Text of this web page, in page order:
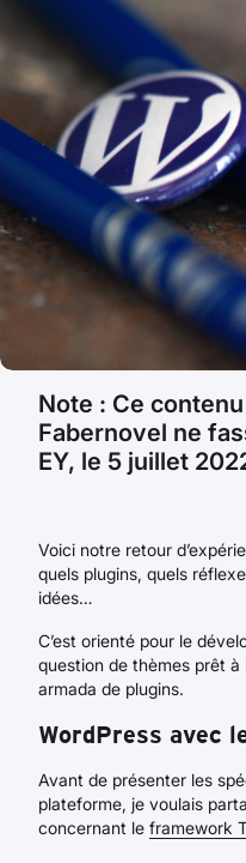
Note : Ce
Fabernovel ne
EY, le 5 juillet
Voici notre retour
quels plugins, quels
idées…
C’est orienté pour le
question de thèmes prêt à
armada de plugins.
WordPress avec
Avant de présenter les
plateforme, je voulais
concernant le framework